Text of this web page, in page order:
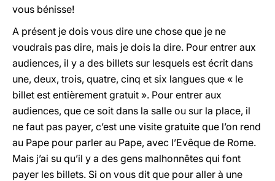
vous bénisse!
A présent je dois vous dire une chose que je ne
voudrais pas dire, mais je dois la dire. Pour entrer aux
audiences, il y a des billets sur lesquels est écrit dans
une, deux, trois, quatre, cinq et six langues que « le
billet est entièrement gratuit ». Pour entrer aux
audiences, que ce soit dans la salle ou sur la place, il
ne faut pas payer, c’est une visite gratuite que l’on rend
au Pape pour parler au Pape, avec l’Evêque de Rome.
Mais j’ai su qu’il y a des gens malhonnêtes qui font
payer les billets. Si on vous dit que pour aller à une